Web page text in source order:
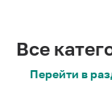
Все
Перейти в